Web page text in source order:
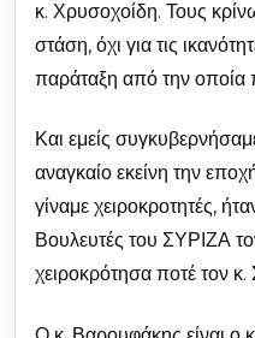
κ. Χρυσοχοίδη. Τους
στάση, όχι για τις
παράταξη από την οποία
Και εμείς
αναγκαίο εκείνη την
γίναμε χειροκροτητές,
Βουλευτές του ΣΥΡΙΖΑ
χειροκρότησα ποτέ τον